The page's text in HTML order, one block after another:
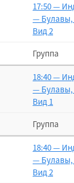
17:50 —
— Булавы,
Вид 2
Группа
18:40 —
— Булавы,
Вид 1
Группа
18:40 —
— Булавы,
Вид 2